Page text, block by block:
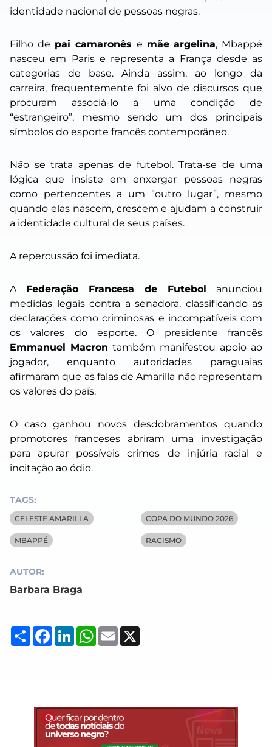
identidade nacional de pessoas negras.
Filho de pai camaronês e mãe argelina, Mbappé
nasceu em Paris e representa a França desde as
categorias de base. Ainda assim, ao longo da
carreira, frequentemente foi alvo de discursos que
procuram associá-lo a uma condição de
“estrangeiro”, mesmo sendo um dos principais
símbolos do esporte francês contemporâneo.
Não se trata apenas de futebol. Trata-se de uma
lógica que insiste em enxergar pessoas negras
como pertencentes a um “outro lugar”, mesmo
quando elas nascem, crescem e ajudam a construir
a identidade cultural de seus países.
A repercussão foi imediata.
A Federação Francesa de Futebol
anunciou
medidas legais contra a senadora, classificando as
declarações como criminosas e incompatíveis com
os valores do esporte. O presidente francês
Emmanuel Macron também manifestou apoio ao
jogador, enquanto autoridades paraguaias
afirmaram que as falas de Amarilla não representam
os valores do país.
O caso ganhou novos desdobramentos quando
promotores franceses abriram uma investigação
para apurar possíveis crimes de injúria racial e
incitação ao ódio.
TAGS:
CELESTE AMARILLA COPA DO MUNDO 2026
MBAPPÉ RACISMO
AUTOR:
Barbara Braga
Compartilhar
Facebook
LinkedInWhatsApp
Email